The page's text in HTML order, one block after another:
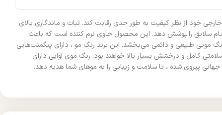
خود از نظر کیفیت به طور جدی رقابت کند. ثبات و ماندگاری بالای
سلایق را ‍‍‍‍پوشش دهد. این محصول حاوی نرم کننده است که باعث
مویی طبیعی و دائمی می‌بخشد. این برند رنگ مو ، دارای پیگمنت‌هایی
کامل و درخشش بسیار بالا خواهند بود. رنگ موی آوایی دارای
پیروی شده ، تا سلامت و زیبایی را به موهای شما هدیه دهد.